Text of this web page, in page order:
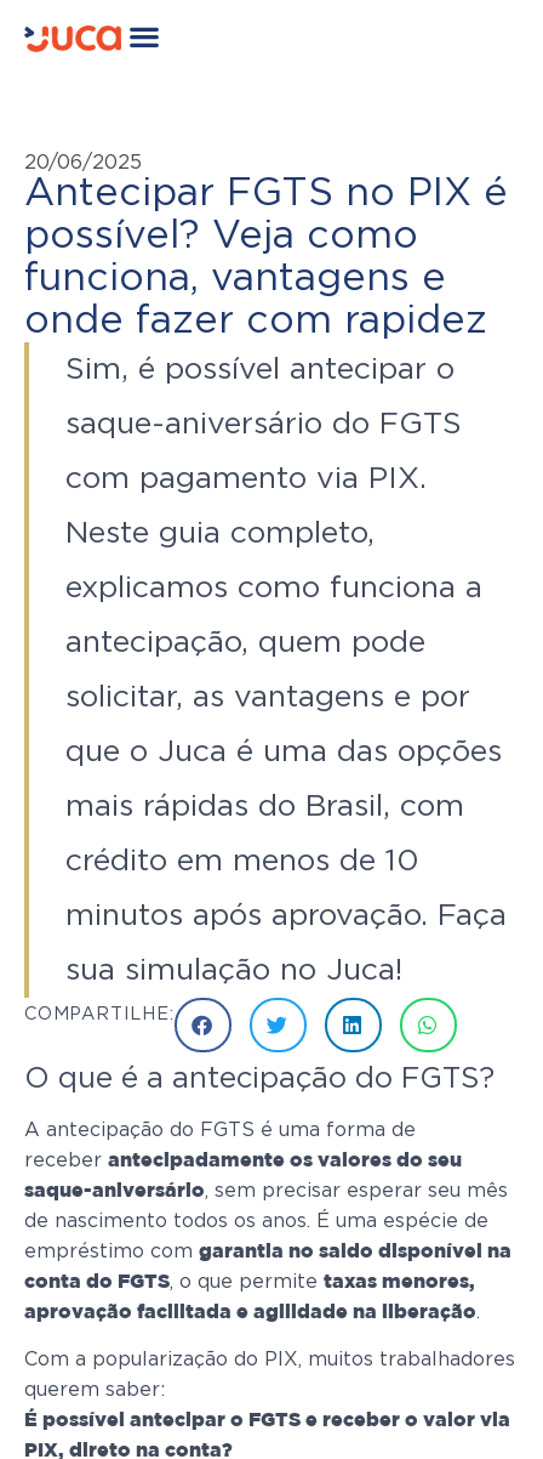
20/06/2025
Antecipar FGTS no PIX é
possível? Veja como
funciona, vantagens e
onde fazer com rapidez
Sim, é possível antecipar o
saque-aniversário do FGTS
com pagamento via PIX.
Neste guia completo,
explicamos como funciona a
antecipação, quem pode
solicitar, as vantagens e por
que o Juca é uma das opções
mais rápidas do Brasil, com
crédito em menos de 10
minutos após aprovação. Faça
sua simulação no Juca!
COMPARTILHE:
O que é a antecipação do FGTS?
A antecipação do FGTS é uma forma de
receber antecipadamente os valores do seu
saque-aniversário, sem precisar esperar seu mês
de nascimento todos os anos. É uma espécie de
empréstimo com garantia no saldo disponível na
conta do FGTS, o que permite taxas menores,
aprovação facilitada e agilidade na liberação.
Com a popularização do PIX, muitos trabalhadores
querem saber:
É possível antecipar o FGTS e receber o valor via
PIX, direto na conta?